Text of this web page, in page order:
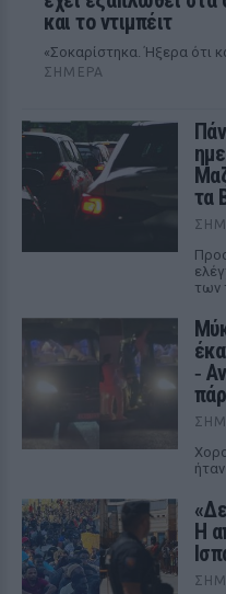
και το ντιμπέιτ
«Σοκαρίστηκα. Ήξερα ότι
ΣΉΜΕΡΑ
τα
των
‑
Η